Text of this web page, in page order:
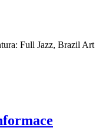
Full Jazz, Brazil Art